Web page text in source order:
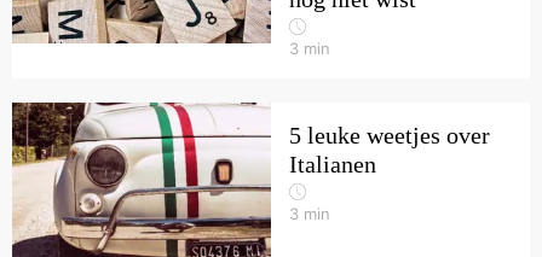
3 min
5 leuke weetjes over
Italianen
3 min